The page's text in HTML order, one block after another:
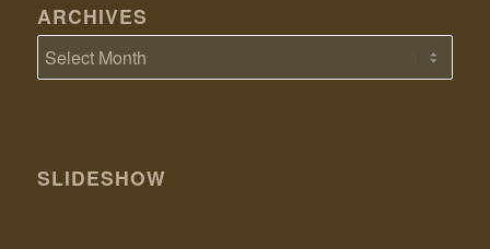
ARCHIVES
SLIDESHOW